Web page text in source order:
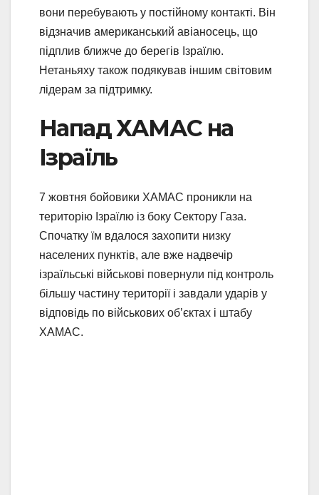
вони перебувають у постійному контакті. Він
відзначив американський авіаносець, що
підплив ближче до берегів Ізраїлю.
Нетаньяху також подякував іншим світовим
лідерам за підтримку.
Напад ХАМАС на
Ізраїль
7 жовтня бойовики ХАМАС проникли на
територію Ізраїлю із боку Сектору Газа.
Спочатку їм вдалося захопити низку
населених пунктів, але вже надвечір
ізраїльські військові повернули під контроль
більшу частину території і завдали ударів у
відповідь по військових об’єктах і штабу
ХАМАС.